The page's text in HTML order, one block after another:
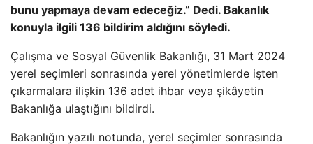
bunu yapmaya devam edeceğiz.” Dedi. Bakanlık
konuyla ilgili 136 bildirim aldığını söyledi.
Çalışma ve Sosyal Güvenlik Bakanlığı, 31 Mart 2024
yerel seçimleri sonrasında yerel yönetimlerde işten
çıkarmalara ilişkin 136 adet ihbar veya şikâyetin
Bakanlığa ulaştığını bildirdi.
Bakanlığın yazılı notunda, yerel seçimler sonrasında